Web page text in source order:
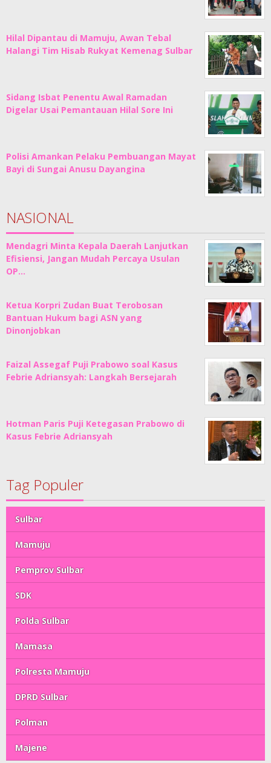
Hilal Dipantau di Mamuju, Awan Tebal
Halangi Tim Hisab Rukyat Kemenag Sulbar
Sidang Isbat Penentu Awal Ramadan
Digelar Usai Pemantauan Hilal Sore Ini
Polisi Amankan Pelaku Pembuangan Mayat
Bayi di Sungai Anusu Dayangina
NASIONAL
Mendagri Minta Kepala Daerah Lanjutkan
Efisiensi, Jangan Mudah Percaya Usulan
OP…
Ketua Korpri Zudan Buat Terobosan
Bantuan Hukum bagi ASN yang
Dinonjobkan
Faizal Assegaf Puji Prabowo soal Kasus
Febrie Adriansyah: Langkah Bersejarah
Hotman Paris Puji Ketegasan Prabowo di
Kasus Febrie Adriansyah
Tag Populer
Sulbar
Mamuju
Pemprov Sulbar
SDK
Polda Sulbar
Mamasa
Polresta Mamuju
DPRD Sulbar
Polman
Majene